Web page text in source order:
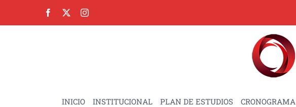
INICIO INSTITUCIONAL PLAN DE ESTUDIOS CRONOGRAMA